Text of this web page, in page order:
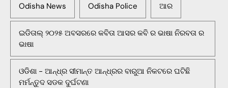
Odisha News Odisha Police ଆର
ଇଡିତାଲ୍ ୨୦୨୫ ଅବସରରେ କବିତା ଆସର କବି ର ଭାଷା ନିରବତା ର
ଭାଷା
ଓଡିଶା - ଆନ୍ଧ୍ର ସୀମାନ୍ତ ଆନ୍ଧ୍ରର ବାରୁଆ ନିକଟରେ ଘଟିଛି
ମର୍ମନ୍ତୁଦ ସଡକ ଦୁର୍ଘଟଣା